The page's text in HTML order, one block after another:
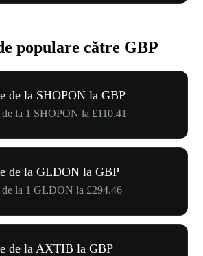
populare către GBP
de la SHOPON la GBP
la 1 SHOPON la £110.41
de la GLDON la GBP
de la 1 GLDON la £294.46
de la AXTIB la GBP